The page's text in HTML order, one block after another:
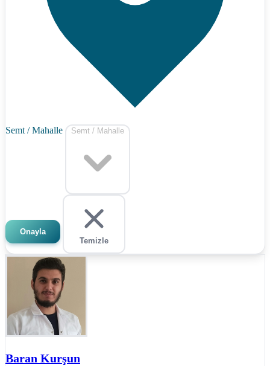
Semt / Mahalle Semt / Mahalle
Onayla
Temizle
Baran Kurşun